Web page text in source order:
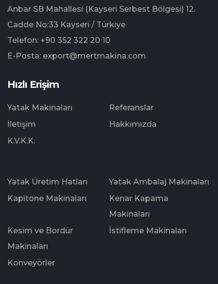
Anbar SB Mahallesi (Kayseri Serbest Bölgesi) 12.⁠
⁠Cadde No:33 Kayseri / Türkiye
Telefon: +90 352 322 20 10
E-Posta: export@mertmakina.com
Hızlı Erişim
Yatak Makinaları
Referanslar
İletişim
Hakkımızda
K.V.K.K.
Yatak Üretim Hatları
Yatak Ambalaj Makinaları
Kapitone Makinaları
Kenar Kapama
Makinaları
Kesim ve Bordür
Makinaları
İstifleme Makinaları
Konveyörler